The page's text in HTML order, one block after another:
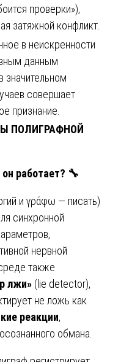
проверки»),
затяжной конфликт.
в неискренности
данным
значительном
совершает
признание.
ПОЛИГРАФНОЙ
работает? 🔧
и γράφω — писать)
синхронной
нервной
также
лжи» (lie detector),
не ложь как
реакции,
обмана.